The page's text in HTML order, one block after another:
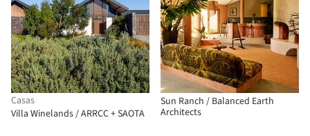
Casas
Villa Winelands / ARRCC + SAOTA
Sun Ranch / Balanced Earth
Architects